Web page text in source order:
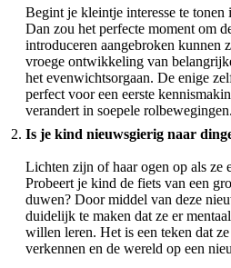
Begint je kleintje interesse te
Dan zou het perfecte moment om
introduceren aangebroken kunnen
vroege ontwikkeling van
het evenwichtsorgaan. De enige
perfect voor een eerste
verandert in soepele rolbewegingen.
Is je kind nieuwsgierig naar
Lichten zijn of haar ogen op als ze
Probeert je kind de fiets van een
duwen? Door middel van deze
duidelijk te maken dat ze er
willen leren. Het is een teken dat
verkennen en de wereld op een